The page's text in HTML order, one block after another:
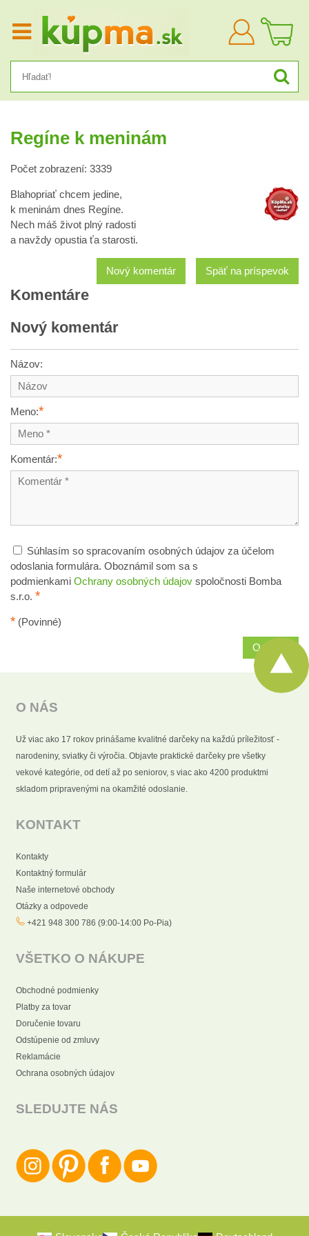
Prihlásiť
sa
Regíne k meninám
Počet zobrazení: 3339
Blahopriať chcem jedine,
k meninám dnes Regíne.
Nech máš život plný radosti
a navždy opustia ťa starosti.
Späť na príspevok
Nový komentár
Komentáre
Nový komentár
Názov:
Meno:*
Komentár:*
Súhlasím so spracovaním osobných údajov za účelom
odoslania formulára. Oboznámil som sa s
podmienkami Ochrany osobných údajov spoločnosti Bomba
s.r.o. *
* (Povinné)
Odoslať
O NÁS
Už viac ako 17 rokov prinášame kvalitné darčeky na každú príležitosť -
narodeniny, sviatky či výročia. Objavte praktické darčeky pre všetky
vekové kategórie, od detí až po seniorov, s viac ako 4200 produktmi
skladom pripravenými na okamžité odoslanie.
KONTAKT
Kontakty
Kontaktný formulár
Naše internetové obchody
Otázky a odpovede
+421 948 300 786 (9:00-14:00 Po-Pia)
VŠETKO O NÁKUPE
Obchodné podmienky
Platby za tovar
Doručenie tovaru
Odstúpenie od zmluvy
Reklamácie
Ochrana osobných údajov
SLEDUJTE NÁS